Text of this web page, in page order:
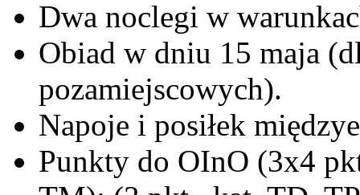
Dwa noclegi w
Obiad w dniu 15 maja
pozamiejscowych).
Napoje i posiłek
Punkty do OInO (3x4